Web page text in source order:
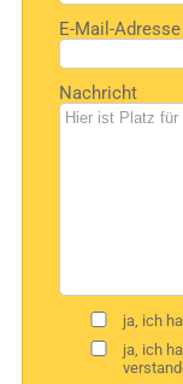
E-Mail-
Nachricht
ja, ich
ja, ich